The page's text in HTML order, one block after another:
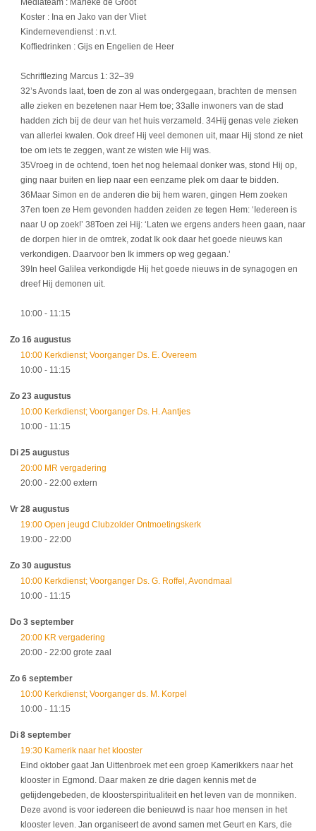
Mediateam : Marieke de Groot
Koster : Ina en Jako van der Vliet
Kindernevendienst : n.v.t.
Koffiedrinken : Gijs en Engelien de Heer
Schriftlezing Marcus 1: 32–39
32’s Avonds laat, toen de zon al was ondergegaan, brachten de mensen
alle zieken en bezetenen naar Hem toe; 33alle inwoners van de stad
hadden zich bij de deur van het huis verzameld. 34Hij genas vele zieken
van allerlei kwalen. Ook dreef Hij veel demonen uit, maar Hij stond ze niet
toe om iets te zeggen, want ze wisten wie Hij was.
35Vroeg in de ochtend, toen het nog helemaal donker was, stond Hij op,
ging naar buiten en liep naar een eenzame plek om daar te bidden.
36Maar Simon en de anderen die bij hem waren, gingen Hem zoeken
37en toen ze Hem gevonden hadden zeiden ze tegen Hem: ‘Iedereen is
naar U op zoek!’ 38Toen zei Hij: ‘Laten we ergens anders heen gaan, naar
de dorpen hier in de omtrek, zodat Ik ook daar het goede nieuws kan
verkondigen. Daarvoor ben Ik immers op weg gegaan.’
39In heel Galilea verkondigde Hij het goede nieuws in de synagogen en
dreef Hij demonen uit.
10:00 - 11:15
Zo 16 augustus
10:00 Kerkdienst; Voorganger Ds. E. Overeem
10:00 - 11:15
Zo 23 augustus
10:00 Kerkdienst; Voorganger Ds. H. Aantjes
10:00 - 11:15
Di 25 augustus
20:00 MR vergadering
20:00 - 22:00 extern
Vr 28 augustus
19:00 Open jeugd Clubzolder Ontmoetingskerk
19:00 - 22:00
Zo 30 augustus
10:00 Kerkdienst; Voorganger Ds. G. Roffel, Avondmaal
10:00 - 11:15
Do 3 september
20:00 KR vergadering
20:00 - 22:00 grote zaal
Zo 6 september
10:00 Kerkdienst; Voorganger ds. M. Korpel
10:00 - 11:15
Di 8 september
19:30 Kamerik naar het klooster
Eind oktober gaat Jan Uittenbroek met een groep Kamerikkers naar het
klooster in Egmond. Daar maken ze drie dagen kennis met de
getijdengebeden, de kloosterspiritualiteit en het leven van de monniken.
Deze avond is voor iedereen die benieuwd is naar hoe mensen in het
klooster leven. Jan organiseert de avond samen met Geurt en Kars, die